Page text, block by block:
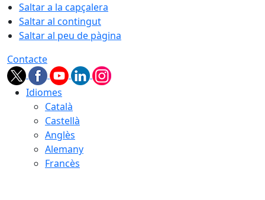
Saltar a la capçalera
Saltar al contingut
Saltar al peu de pàgina
Contacte
Idiomes
Català
Castellà
Anglès
Alemany
Francès